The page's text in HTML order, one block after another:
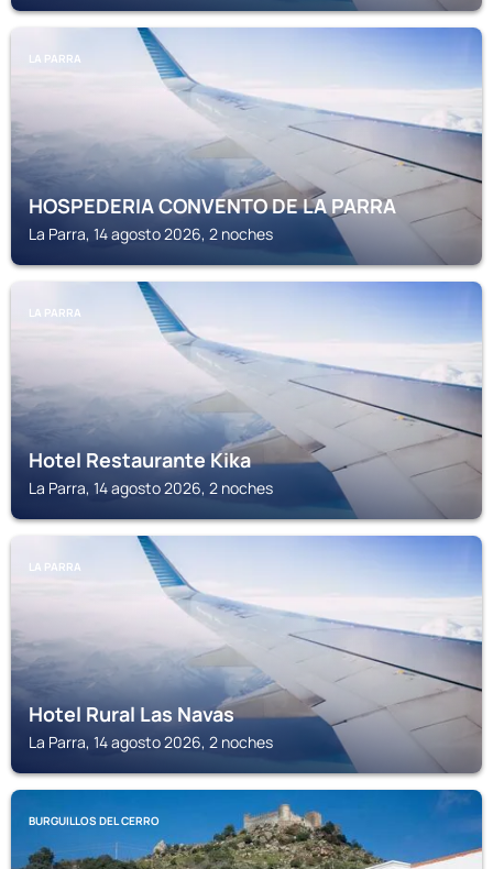
LA PARRA
HOSPEDERIA CONVENTO DE LA PARRA
La Parra, 14 agosto 2026, 2 noches
LA PARRA
Hotel Restaurante Kika
La Parra, 14 agosto 2026, 2 noches
LA PARRA
Hotel Rural Las Navas
La Parra, 14 agosto 2026, 2 noches
BURGUILLOS DEL CERRO